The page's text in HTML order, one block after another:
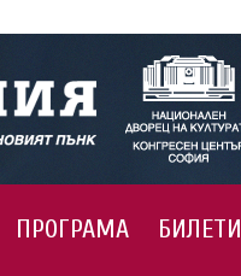
ПРОГРАМА БИЛЕТИ